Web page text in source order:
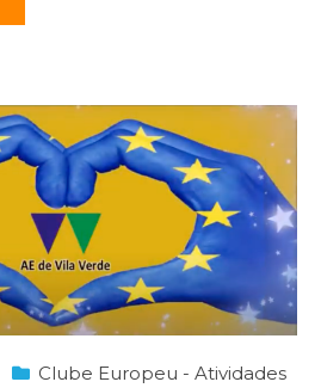
Clube Europeu - Atividades